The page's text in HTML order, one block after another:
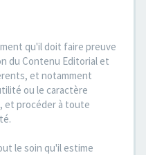
qu'il doit faire preuve
du Contenu Editorial et
et notamment
ou le caractère
et procéder à toute
le soin qu'il estime